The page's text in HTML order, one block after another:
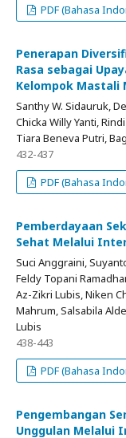
PDF (Bahasa
Penerapan
Rasa sebagai
Kelompok Mastali
Santhy W. Sidauruk,
Chicka Willy Yanti,
Tiara Beneva Putri,
432-437
PDF (Bahasa
Pemberdayaan
Sehat Melalui
Suci Anggraini,
Feldy Topani
Az-Zikri Lubis, Niken
Mahrum, Salsabila
Lubis
438-443
PDF (Bahasa
Pengembangan
Unggulan Melalui